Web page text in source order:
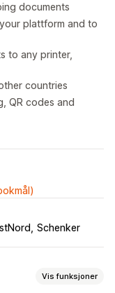
documents
plattform and to
to any printer,
countries
QR codes and
Schenker
Vis funksjoner